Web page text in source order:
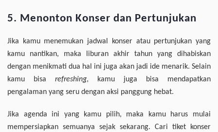
5. Menonton Konser dan Pertunjukan
Jika kamu menemukan jadwal konser atau pertunjukan yang
kamu nantikan, maka liburan akhir tahun yang dihabiskan
dengan menikmati dua hal ini juga akan jadi ide menarik. Selain
kamu bisa refreshing, kamu juga bisa mendapatkan
pengalaman yang seru dengan aksi panggung hebat.
Jika agenda ini yang kamu pilih, maka kamu harus mulai
mempersiapkan semuanya sejak sekarang. Cari tiket konser